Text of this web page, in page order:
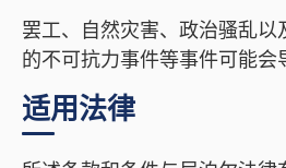
罢工、自然灾害、政治骚乱以
的不可抗力事件等事件可能会
适用法律